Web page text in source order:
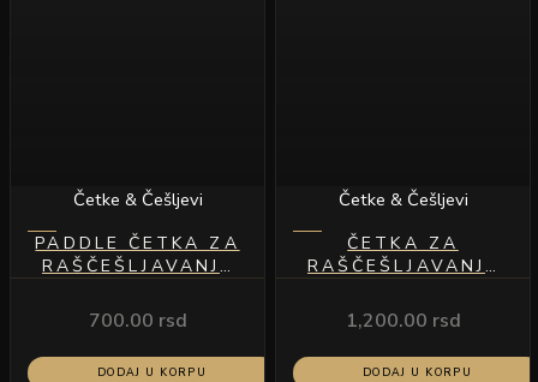
Četke & Češljevi
PADDLE ČETKA ZA
RAŠČEŠLJAVANJE
700.00 rsd
DODAJ U KORPU
Četke & Češljevi
ČETKA ZA
RAŠČEŠLJAVANJE
1,200.00 rsd
DODAJ U KORPU